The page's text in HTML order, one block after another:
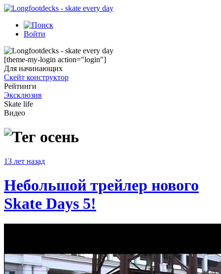
Войти
[theme-my-login action="login"]
Для начинающих
Скейт конструктор
Рейтинги
Эксклюзив
Skate life
Видео
осень
13 лет назад
Небольшой трейлер нового
Skate Days 5!